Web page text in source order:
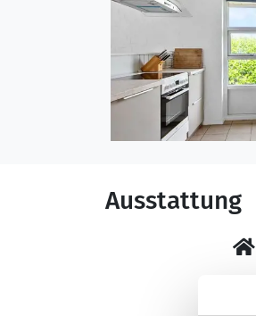
Ausstattung